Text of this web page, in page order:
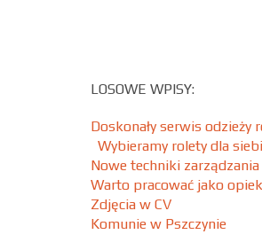
LOSOWE WPISY:
Doskonały serwis
Wybieramy rolety dla
Nowe techniki zarządzania
Warto pracować jako
Zdjęcia w CV
Komunie w Pszczynie